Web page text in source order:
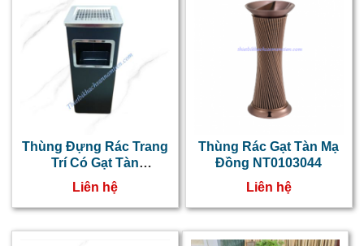
Thùng Đựng Rác Trang
Trí Có Gạt Tàn
NT0103011
Liên hệ
Thùng Rác Gạt Tàn Mạ
Đồng NT0103044
Liên hệ